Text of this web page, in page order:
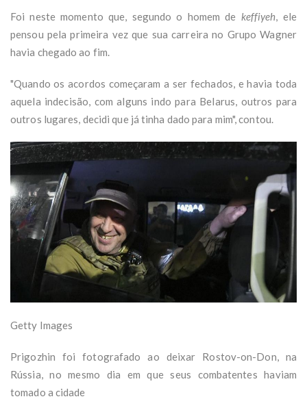
Foi neste momento que, segundo o homem de keffiyeh, ele
pensou pela primeira vez que sua carreira no Grupo Wagner
havia chegado ao fim.
"Quando os acordos começaram a ser fechados, e havia toda
aquela indecisão, com alguns indo para Belarus, outros para
outros lugares, decidi que já tinha dado para mim", contou.
Getty Images
Prigozhin foi fotografado ao deixar Rostov-on-Don, na
Rússia, no mesmo dia em que seus combatentes haviam
tomado a cidade